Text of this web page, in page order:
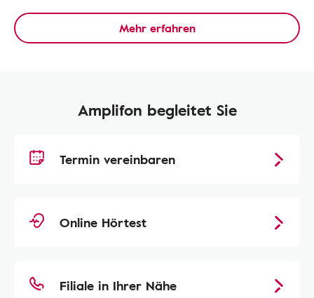
Mehr erfahren
Amplifon begleitet Sie
Termin vereinbaren
Online Hörtest
Filiale in Ihrer Nähe